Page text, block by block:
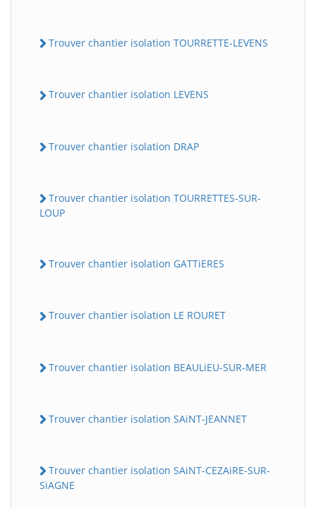
Trouver chantier isolation TOURRETTE-LEVENS
Trouver chantier isolation LEVENS
Trouver chantier isolation DRAP
Trouver chantier isolation TOURRETTES-SUR-
LOUP
Trouver chantier isolation GATTiERES
Trouver chantier isolation LE ROURET
Trouver chantier isolation BEAULiEU-SUR-MER
Trouver chantier isolation SAiNT-JEANNET
Trouver chantier isolation SAiNT-CEZAiRE-SUR-
SiAGNE